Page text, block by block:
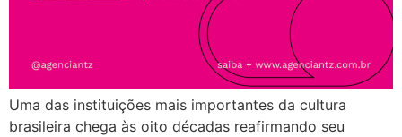
Uma das instituições mais importantes da cultura
brasileira chega às oito décadas reafirmando seu